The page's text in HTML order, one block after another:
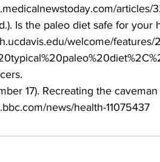
articles/
Is the paleo diet safe for your
welcome/
17). Recreating the
news/health-11075437